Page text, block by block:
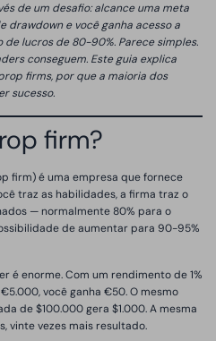
de um desafio: alcance uma meta
drawdown e você ganha acesso a
lucros de 80-90%. Parece simples.
conseguem. Este guia explica
firms, por que a maioria dos
sucesso.
firm?
firm) é uma empresa que fornece
traz as habilidades, a firma traz o
— normalmente 80% para o
de aumentar para 90-95%
é enorme. Com um rendimento de 1%
você ganha €50. O mesmo
de $100.000 gera $1.000. A mesma
vinte vezes mais resultado.